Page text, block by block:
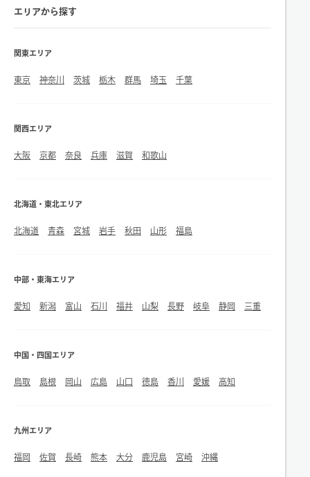
エリアから探す
関東エリア
東京 神奈川 茨城 栃木 群馬 埼玉 千葉
関西エリア
大阪 京都 奈良 兵庫 滋賀 和歌山
北海道・東北エリア
北海道 青森 宮城 岩手 秋田 山形 福島
中部・東海エリア
愛知 新潟 富山 石川 福井 山梨 長野 岐阜 静岡 三重
中国・四国エリア
鳥取 島根 岡山 広島 山口 徳島 香川 愛媛 高知
九州エリア
福岡 佐賀 長崎 熊本 大分 鹿児島 宮崎 沖縄